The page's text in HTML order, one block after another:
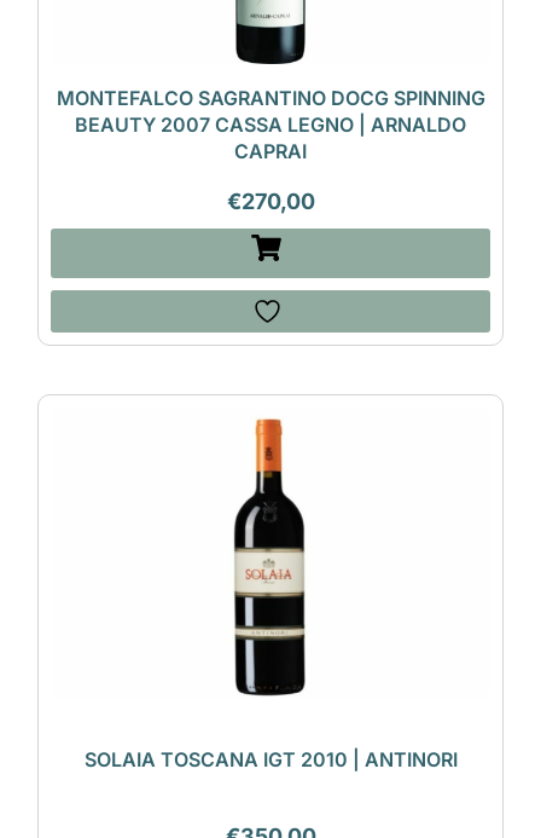
MONTEFALCO SAGRANTINO DOCG SPINNING
BEAUTY 2007 CASSA LEGNO | ARNALDO
CAPRAI
€270,00
SOLAIA TOSCANA IGT 2010 | ANTINORI